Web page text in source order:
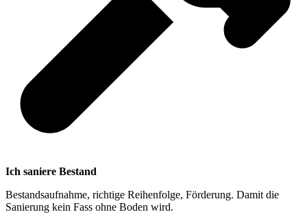
Ich saniere Bestand
Bestandsaufnahme, richtige Reihenfolge, Förderung. Damit die
Sanierung kein Fass ohne Boden wird.